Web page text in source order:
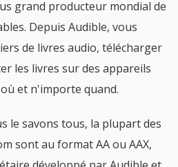
grand producteur mondial de
Depuis Audible, vous
de livres audio, télécharger
les livres sur des appareils
et n'importe quand.
le savons tous, la plupart des
sont au format AA ou AAX,